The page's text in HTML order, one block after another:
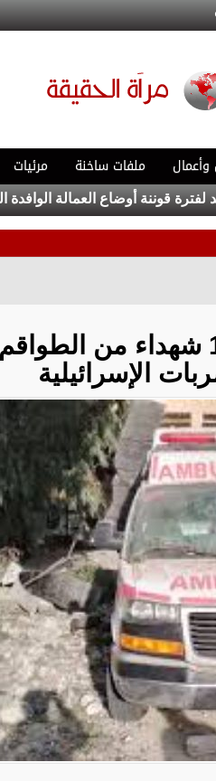
ملفات ساخنة مرئيات
قوننة أوضاع العمالة الوافدة
الصحة اللبنانية: 108 شهداء من
الإسرائيلية